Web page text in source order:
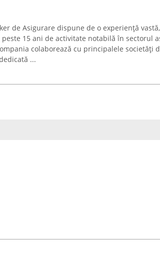
de Asigurare dispune de o experiență
15 ani de activitate notabilă în sectorul
colaborează cu principalele societăți
...